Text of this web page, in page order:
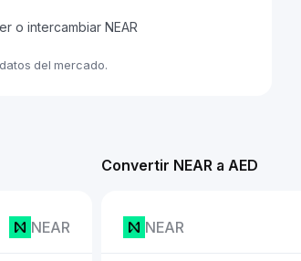
o intercambiar NEAR
del mercado.
Convertir NEAR a AED
NEAR
NEAR